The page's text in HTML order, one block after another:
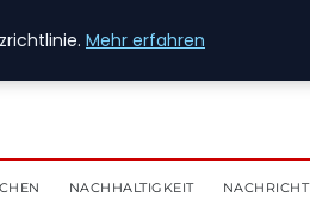
NACHHALTIGKEIT NACHRICHT
Mehr erfahren